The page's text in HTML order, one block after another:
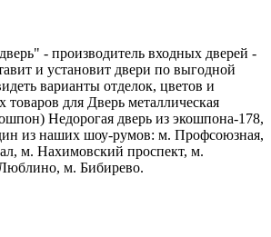
- производитель входных дверей -
и установит двери по выгодной
варианты отделок, цветов и
товаров для Дверь металлическая
Недорогая дверь из экошпона-178,
из наших шоу-румов: м. Профсоюзная,
м. Нахимовский проспект, м.
м. Бибирево.